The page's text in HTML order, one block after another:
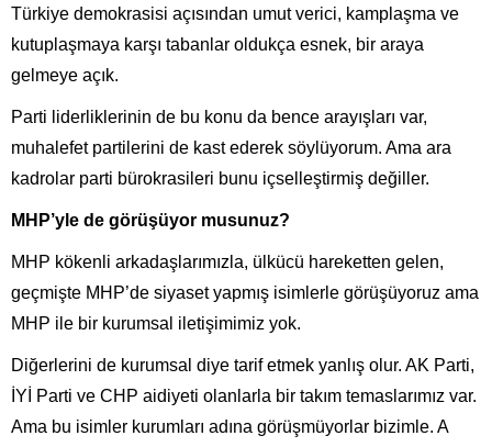
Türkiye demokrasisi açısından umut verici, kamplaşma ve
kutuplaşmaya karşı tabanlar oldukça esnek, bir araya
gelmeye açık.
Parti liderliklerinin de bu konu da bence arayışları var,
muhalefet partilerini de kast ederek söylüyorum. Ama ara
kadrolar parti bürokrasileri bunu içselleştirmiş değiller.
MHP’yle de görüşüyor musunuz?
MHP kökenli arkadaşlarımızla, ülkücü hareketten gelen,
geçmişte MHP’de siyaset yapmış isimlerle görüşüyoruz ama
MHP ile bir kurumsal iletişimimiz yok.
Diğerlerini de kurumsal diye tarif etmek yanlış olur. AK Parti,
İYİ Parti ve CHP aidiyeti olanlarla bir takım temaslarımız var.
Ama bu isimler kurumları adına görüşmüyorlar bizimle. A